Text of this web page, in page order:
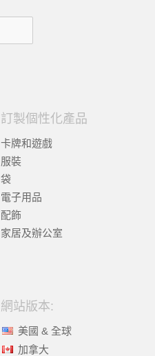
訂製個性化產品
卡牌和遊戲
服裝
袋
電子用品
配飾
家居及辦公室
網站版本:
美國 & 全球
加拿大